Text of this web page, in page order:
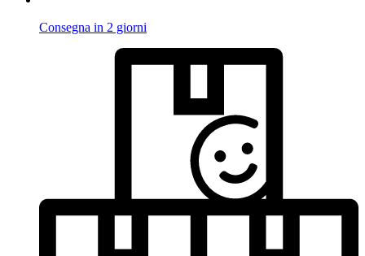
Consegna in 2 giorni